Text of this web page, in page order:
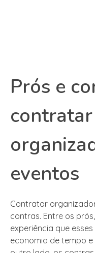
Prós e
contratar
eventos
Contratar
contras. Entre os
experiência que
economia de tempo